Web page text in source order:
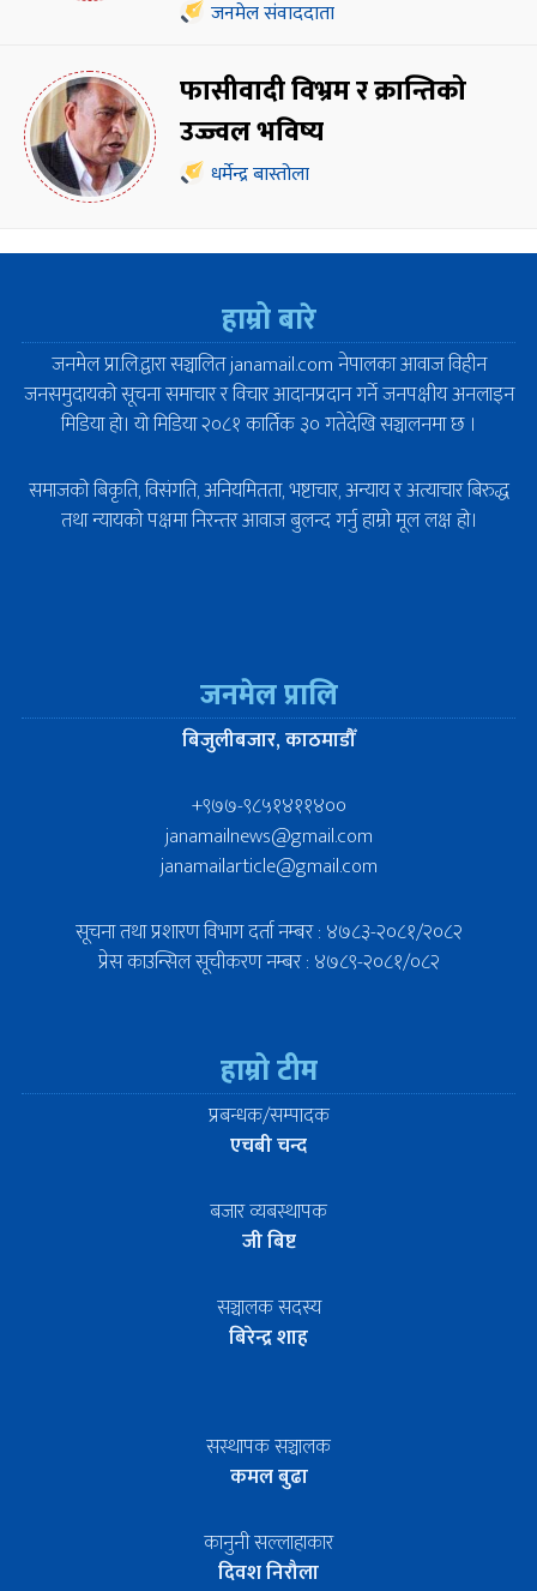
जनमेल संवाददाता
फासीवादी विभ्रम र क्रान्तिको
उज्ज्वल भविष्य
धर्मेन्द्र बास्तोला
हाम्रो बारे
जनमेल प्रा.लि.द्वारा सञ्चालित janamail.com नेपालका आवाज विहीन
जनसमुदायको सूचना समाचार र विचार आदानप्रदान गर्ने जनपक्षीय अनलाइन
मिडिया हो। यो मिडिया २०८१ कार्तिक ३० गतेदेखि सञ्चालनमा छ ।
समाजको बिकृति, विसंगति, अनियमितता, भष्टाचार, अन्याय र अत्याचार बिरुद्ध
तथा न्यायको पक्षमा निरन्तर आवाज बुलन्द गर्नु हाम्रो मूल लक्ष हो।
जनमेल प्रालि
बिजुलीबजार, काठमाडौँ
+९७७-९८५१४११४००
janamailnews@gmail.com
janamailarticle@gmail.com
सूचना तथा प्रशारण विभाग दर्ता नम्बर : ४७८३-२०८१/२०८२
प्रेस काउन्सिल सूचीकरण नम्बर : ४७८९-२०८१/०८२
हाम्रो टीम
प्रबन्धक/सम्पादक
एचबी चन्द
बजार व्यबस्थापक
जी बिष्ट
सञ्चालक सदस्य
बिरेन्द्र शाह
सस्थापक सञ्चालक
कमल बुढा
कानुनी सल्लाहाकार
दिवश निरौला